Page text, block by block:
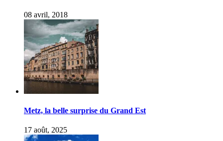
08 avril, 2018
Metz, la belle surprise du Grand Est
17 août, 2025